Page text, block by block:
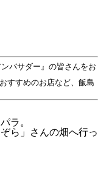
バサダー』の皆さんをお
すすめのお店など、飯島
ラ 。
ら」
さんの畑へ行っ